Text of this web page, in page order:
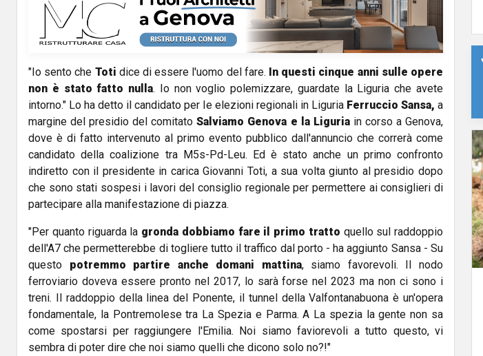
"Io sento che Toti dice di essere l'uomo del fare. In questi cinque anni sulle opere
non è stato fatto nulla. Io non voglio polemizzare, guardate la Liguria che avete
intorno." Lo ha detto il candidato per le elezioni regionali in Liguria Ferruccio Sansa, a
margine del presidio del comitatoSalviamo Genova e la Liguriain corso a Genova,
dove è di fatto intervenuto al primo evento pubblico dall'annuncio che correrà come
candidato della coalizione tra M5s-Pd-Leu. Ed è stato anche un primo confronto
indiretto con il presidente in carica Giovanni Toti, a sua volta giunto al presidio dopo
che sono stati sospesi i lavori del consiglio regionale per permettere ai consiglieri di
partecipare alla manifestazione di piazza.
"Per quanto riguarda la gronda dobbiamo fare il primo tratto quello sul raddoppio
dell'A7 che permetterebbe di togliere tutto il traffico dal porto - ha aggiunto Sansa - Su
questo potremmo partire anche domani mattina, siamo favorevoli. Il nodo
ferroviario doveva essere pronto nel 2017, lo sarà forse nel 2023 ma non ci sono i
treni. Il raddoppio della linea del Ponente, il tunnel della Valfontanabuona è un'opera
fondamentale, la Pontremolese tra La Spezia e Parma. A La spezia la gente non sa
come spostarsi per raggiungere l'Emilia. Noi siamo faviorevoli a tutto questo, vi
sembra di poter dire che noi siamo quelli che dicono solo no?!"